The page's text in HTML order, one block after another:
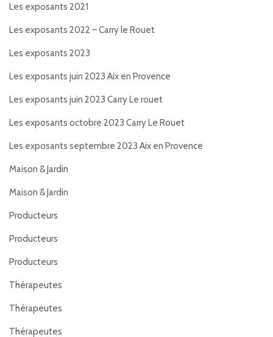
Les exposants 2021
Les exposants 2022 – Carry le Rouet
Les exposants 2023
Les exposants juin 2023 Aix en Provence
Les exposants juin 2023 Carry Le rouet
Les exposants octobre 2023 Carry Le Rouet
Les exposants septembre 2023 Aix en Provence
Maison & Jardin
Maison & Jardin
Producteurs
Producteurs
Producteurs
Thérapeutes
Thérapeutes
Thérapeutes